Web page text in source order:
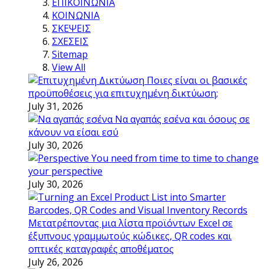
ΚΟΙΝΩΝΙΑ
ΣΚΕΨΕΙΣ
ΣΧΕΣΕΙΣ
Sitemap
View All
Ποιες είναι οι βασικές
προϋποθέσεις για επιτυχημένη δικτύωση;
July 31, 2026
Να αγαπάς εσένα και όσους σε
κάνουν να είσαι εσύ
July 30, 2026
You need from time to time to change
your perspective
July 30, 2026
Μετατρέποντας μια λίστα προϊόντων Excel σε
έξυπνους γραμμωτούς κώδικες, QR codes και
οπτικές καταγραφές αποθέματος
July 26, 2026